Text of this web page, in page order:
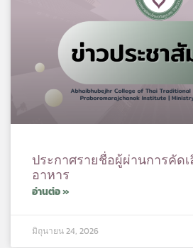
ประกาศรายชื่อผู้ผ่านการคัด
อาหาร
อ่านต่อ »
มิถุนายน 24, 2026